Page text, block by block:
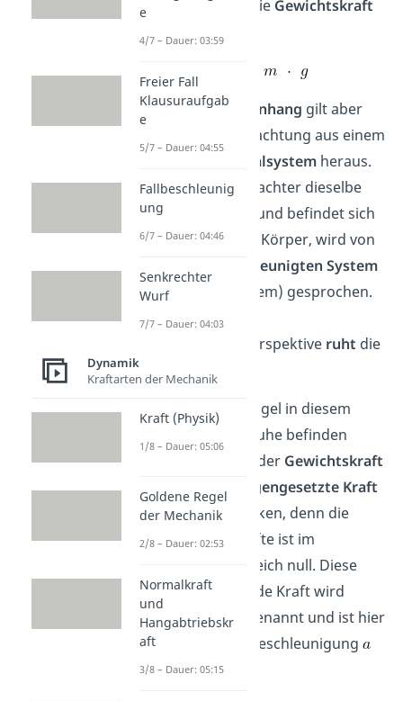
auf den Körper die Gewichtskraft
DieserZusammenhang gilt aber
nur für die Beobachtung aus einem
Inertialsystemheraus.
Erfährt der Beobachter dieselbe
Beschleunigung und befindet sich
stets neben dem Körper, wird von
beschleunigten System
(kein Inertialsystem) gesprochen.
Aus dieser
Beobachtungsperspektive ruht die
Kugel.
Damit sich die Kugel in diesem
System aber in Ruhe befinden
kann, muss eine der Gewichtskraft
der Kugel
entgegengesetzte Kraft
auf die Kugel wirken, denn die
Summe aller Kräfte ist im
Gleichgewicht gleich null. Diese
entgegenwirkende Kraft wird
Trägheitskraft
genannt und ist hier
mit
und der Beschleunigung
symbolisiert:
e
4/7 – Dauer: 03:59
Freier Fall
Klausuraufgab
e
5/7 – Dauer: 04:55
Fallbeschleunig
ung
6/7 – Dauer: 04:46
Senkrechter
Wurf
7/7 – Dauer: 04:03
Dynamik
Kraftarten der Mechanik
Kraft (Physik)
1/8 – Dauer: 05:06
Goldene Regel
der Mechanik
2/8 – Dauer: 02:53
Normalkraft
und
Hangabtriebskr
aft
3/8 – Dauer: 05:15